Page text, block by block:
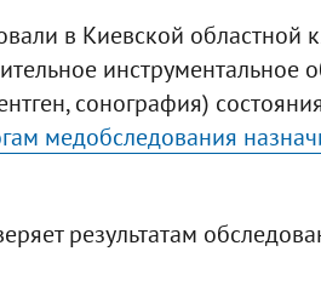
в Киевской областной
инструментальное
сонография)
медобследования
результатам